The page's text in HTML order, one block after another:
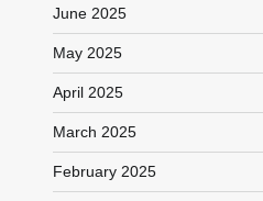
June 2025
May 2025
April 2025
March 2025
February 2025